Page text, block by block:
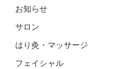
お知らせ
サロン
はり灸・マッサージ
フェイシャル